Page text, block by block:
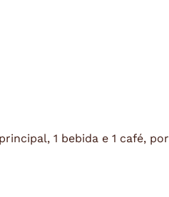
1 bebida e 1 café, por